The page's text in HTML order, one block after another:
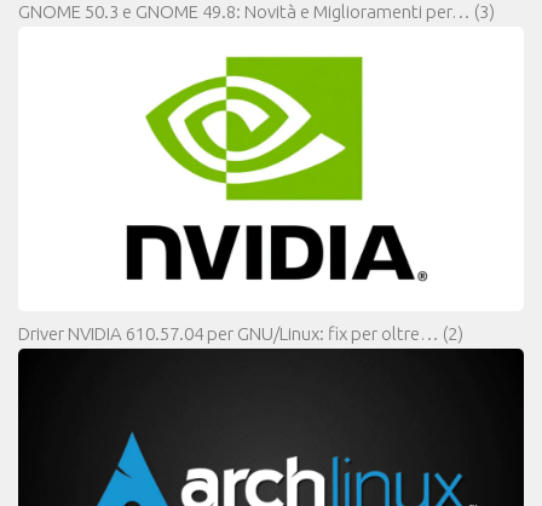
GNOME 50.3 e GNOME 49.8: Novità e Miglioramenti per… (3)
Driver NVIDIA 610.57.04 per GNU/Linux: fix per oltre… (2)